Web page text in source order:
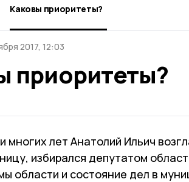
Каковы приоритеты?
2017, 12:03
приоритеты?
многих лет Анатолий Ильич
избирался депутатом
области и состояние дел в